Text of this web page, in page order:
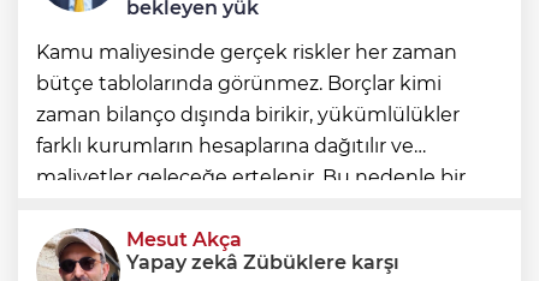
bekleyen yük
Kamu maliyesinde gerçek riskler her zaman
bütçe tablolarında görünmez. Borçlar kimi
zaman bilanço dışında birikir, yükümlülükler
farklı kurumların hesaplarına dağıtılır ve
maliyetler geleceğe ertelenir. Bu nedenle bir
yalnızca bütçe açığına veya resmi borç stok
Mesut Akça
Yapay zekâ Zübüklere karşı